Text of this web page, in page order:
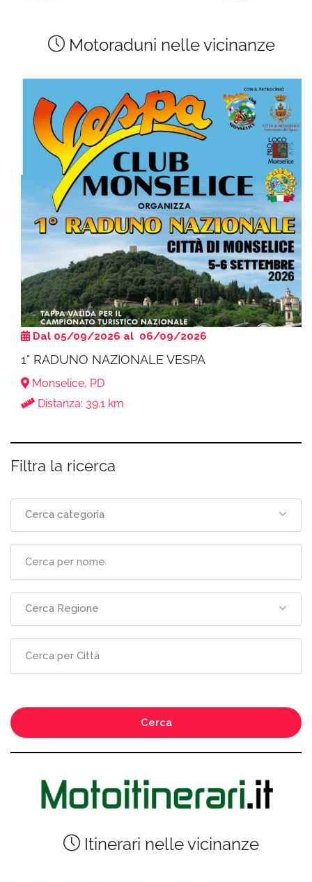
Motoraduni nelle vicinanze
Dal 05/09/2026 al 06/09/2026
1° RADUNO NAZIONALE VESPA
Monselice, PD
Distanza: 39.1 km
Filtra la ricerca
Cerca categoria
Cerca Regione
Cerca
Itinerari nelle vicinanze